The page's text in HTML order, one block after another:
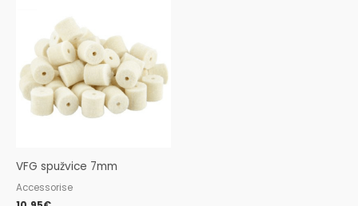
VFG spužvice 7mm
Accessorise